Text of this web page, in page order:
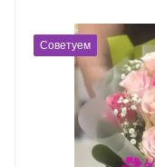
Советуем